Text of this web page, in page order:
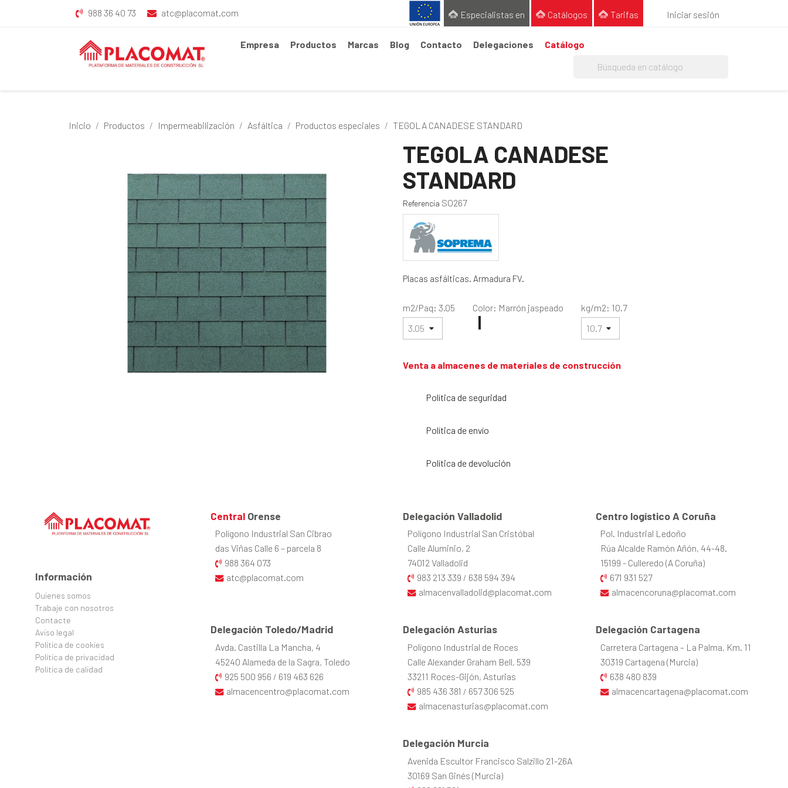
988 36 40 73 atc@placomat.com Especialistas en Catálogos Tarifas Iniciar sesión
Empresa Productos Marcas Blog Contacto Delegaciones Catálogo
Inicio Productos Impermeabilización Asfáltica Productos especiales TEGOLA CANADESE STANDARD
TEGOLA CANADESE
STANDARD
Referencia SO267
Placas asfálticas. Armadura FV.
m2/Paq: 3.05
Color: Marrón jaspeado
Negro
kg/m2: 10.7
Venta a almacenes de materiales de construcción
Política de seguridad
Política de envío
Política de devolución
Información
Quienes somos
Trabaje con nosotros
Contacte
Aviso legal
Política de cookies
Política de privacidad
Política de calidad
CentralOrense
Polígono Industrial San Cibrao
das Viñas Calle 6 – parcela 8
988 364 073
atc@placomat.com
Delegación Toledo/Madrid
Avda. Castilla La Mancha, 4
45240 Alameda de la Sagra, Toledo
925 500 956 / 619 463 626
almacencentro@placomat.com
Delegación Valladolid
Polígono Industrial San Cristóbal
Calle Aluminio, 2
74012 Valladolid
983 213 339 / 638 594 394
almacenvalladolid@placomat.com
Delegación Asturias
Polígono Industrial de Roces
Calle Alexander Graham Bell, 539
33211 Roces-Gijón, Asturias
985 436 381 / 657 306 525
almacenasturias@placomat.com
Delegación Murcia
Avenida Escultor Francisco Salzillo 21-26A
30169 San Ginés (Murcia)
Centro logístico A Coruña
Pol. Industrial Ledoño
Rúa Alcalde Ramón Añón, 44-48.
15199 - Culleredo (A Coruña)
671 931 527
almacencoruna@placomat.com
Delegación Cartagena
Carretera Cartagena – La Palma, Km. 11
30319 Cartagena (Murcia)
638 480 839
almacencartagena@placomat.com